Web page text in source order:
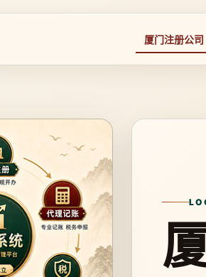
厦门注册公司